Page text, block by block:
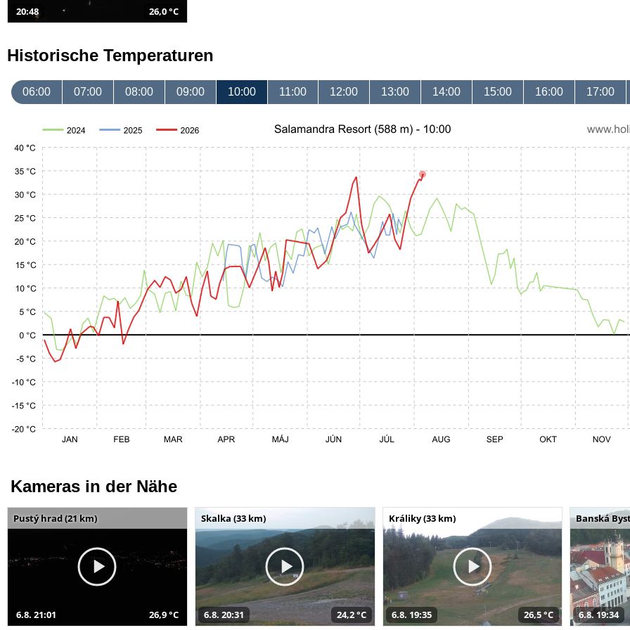
20:48 26,0 °C
Historische Temperaturen
06:00 07:00 08:00 09:00 10:00 11:00 12:00 13:00 14:00 15:00 16:00 17:00
Kameras in der Nähe
Pustý hrad (21 km)
6.8. 21:01 26,9 °C
Skalka (33 km)
6.8. 20:31 24,2 °C
Králiky (33 km)
6.8. 19:35 26,5 °C
Banská
6.8. 19:34